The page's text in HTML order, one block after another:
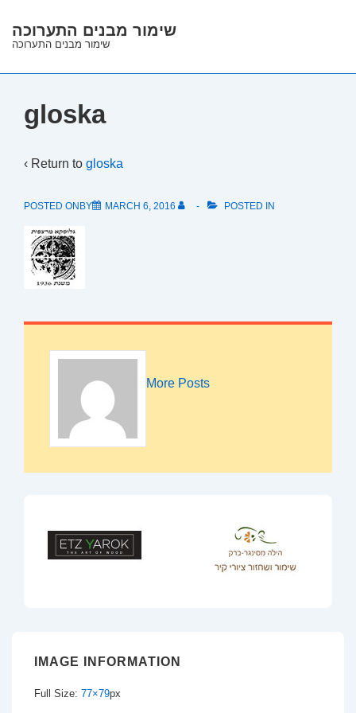
Skip
Main
שימור מבנים התערוכה
שימור מבנים התערוכה
gloska
‹ Return to gloska
POSTED ONBY MARCH 6, 2016 POSTED IN
More Posts
IMAGE INFORMATION
Full Size: 77×79px